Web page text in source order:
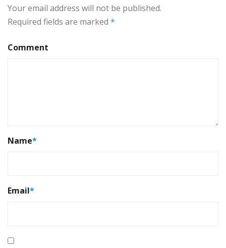
Your email address will not be published.
Required fields are marked *
Comment
Name*
Email*